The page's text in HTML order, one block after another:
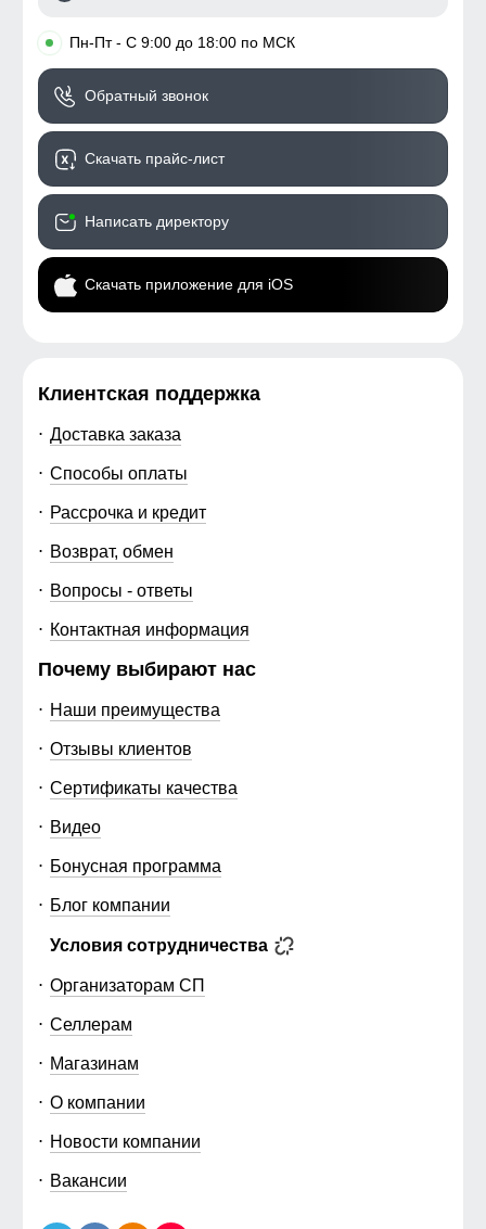
• Пн-Пт - С 9:00 до 18:00 по МСК
Обратный звонок
Скачать прайс-лист
Написать директору
Скачать приложение для iOS
Клиентская поддержка
Доставка заказа
Способы оплаты
Рассрочка и кредит
Возврат, обмен
Вопросы - ответы
Контактная информация
Почему выбирают нас
Наши преимущества
Отзывы клиентов
Сертификаты качества
Видео
Бонусная программа
Блог компании
Условия сотрудничества
Организаторам СП
Селлерам
Магазинам
О компании
Новости компании
Вакансии